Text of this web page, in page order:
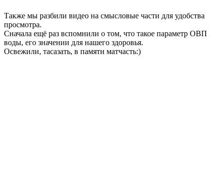
Также мы разбили видео на смысловые части для удобства
просмотра.
Сначала ещё раз вспомнили о том, что такое параметр ОВП
воды, его значении для нашего здоровья.
Освежили, тасазать, в памяти матчасть:)